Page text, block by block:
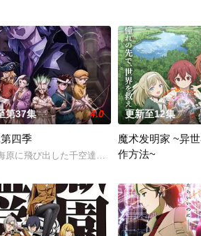
辑和可靠的助手们的帮助下，终于如愿以偿
第37集 4.0
四季
原に飛び出した千空達の旅路をお楽しみに‼
更新至12集
魔术发明家 ~异
作方法~
リスティア国の片